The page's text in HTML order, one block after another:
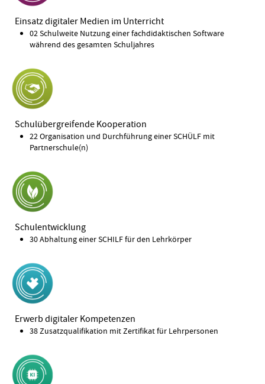
Einsatz digitaler Medien im Unterricht
02 Schulweite Nutzung einer fachdidaktischen Software
während des gesamten Schuljahres
Schulübergreifende Kooperation
22 Organisation und Durchführung einer SCHÜLF mit
Partnerschule(n)
Schulentwicklung
30 Abhaltung einer SCHILF für den Lehrkörper
Erwerb digitaler Kompetenzen
38 Zusatzqualifikation mit Zertifikat für Lehrpersonen